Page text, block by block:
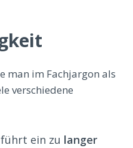
man im Fachjargon als
verschiedene
ein zu langer